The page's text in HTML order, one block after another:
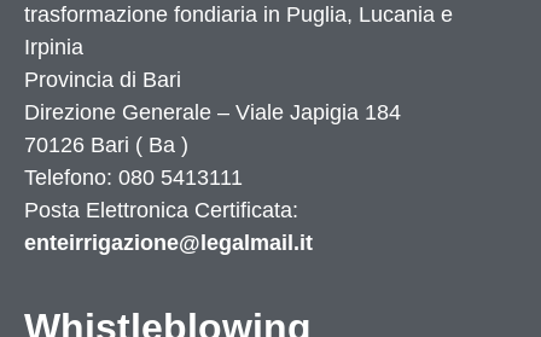
trasformazione fondiaria in Puglia, Lucania e
Irpinia
Provincia di Bari
Direzione Generale – Viale Japigia 184
70126 Bari ( Ba )
Telefono: 080 5413111
Posta Elettronica Certificata:
enteirrigazione@legalmail.it
Whistleblowing